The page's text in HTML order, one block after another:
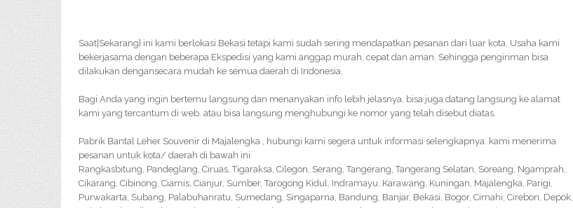
Saat|Sekarang} ini kami berlokasi Bekasi tetapi kami sudah sering mendapatkan pesanan dari luar kota. Usaha kami
bekerjasama dengan beberapa Ekspedisi yang kami anggap murah, cepat dan aman. Sehingga pengiriman bisa
dilakukan dengansecara mudah ke semua daerah di Indonesia.
Bagi Anda yang ingin bertemu langsung dan menanyakan info lebih jelasnya, bisa juga datang langsung ke alamat
kami yang tercantum di web. atau bisa langsung menghubungi ke nomor yang telah disebut diatas.
Pabrik Bantal Leher Souvenir di Majalengka , hubungi kami segera untuk informasi selengkapnya. kami menerima
pesanan untuk kota/ daerah di bawah ini
Rangkasbitung, Pandeglang, Ciruas, Tigaraksa, Cilegon, Serang, Tangerang, Tangerang Selatan, Soreang, Ngamprah,
Cikarang, Cibinong, Ciamis, Cianjur, Sumber, Tarogong Kidul, Indramayu, Karawang, Kuningan, Majalengka, Parigi,
Purwakarta, Subang, Palabuhanratu, Sumedang, Singaparna, Bandung, Banjar, Bekasi, Bogor, Cimahi, Cirebon, Depok,